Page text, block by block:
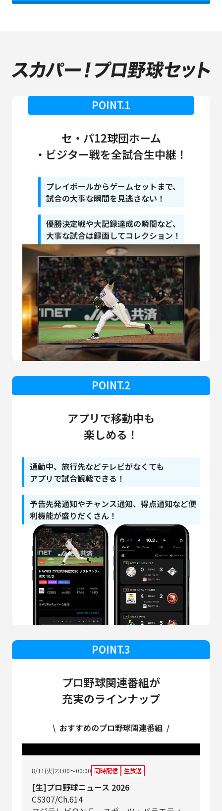
POINT.1
セ・パ12球団ホーム
・ビジター戦を全試合生中継！
プレイボールからゲームセットまで、
試合の大事な瞬間を見逃さない！
優勝決定戦や大記録達成の瞬間など、
大事な試合は録画してコレクション！
POINT.2
アプリで移動中も
楽しめる！
通勤中、旅行先などテレビがなくても
アプリで試合観戦できる！
予告先発通知やチャンス通知、 得点通知など便
利機能が盛りだくさん！
POINT.3
プロ野球関連番組が
充実のラインナップ
\ おすすめのプロ野球関連番組 /
8/11(火)23:00～00:00 同時配信 生放送
[生]プロ野球ニュース 2026
CS307/Ch.614